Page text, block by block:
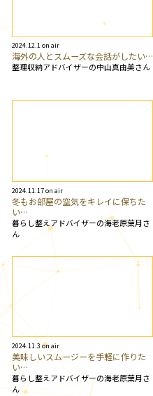
2024.12.1 on air
海外の人とスムーズな会話がしたい…
整理収納アドバイザーの中山真由美さん
2024.11.17 on air
冬もお部屋の空気をキレイに保ちた
い…
暮らし整えアドバイザーの海老原葉月さ
ん
2024.11.3 on air
美味しいスムージーを手軽に作りた
い…
暮らし整えアドバイザーの海老原葉月さ
ん